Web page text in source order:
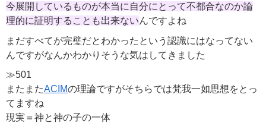
今展開しているものが本当に自分にとって不都合なのか論
理的に証明することも出来ないんですよね
まだすべてが完璧だとわかったという認識にはなってない
んですがなんかわかりそうな気はしてきました
≫501
またまたACIMの理論ですがそちらでは梵我一如思想をとっ
てますね
現実＝神と神の子の一体